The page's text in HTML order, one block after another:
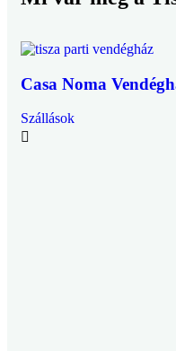
Casa Noma
Szállások